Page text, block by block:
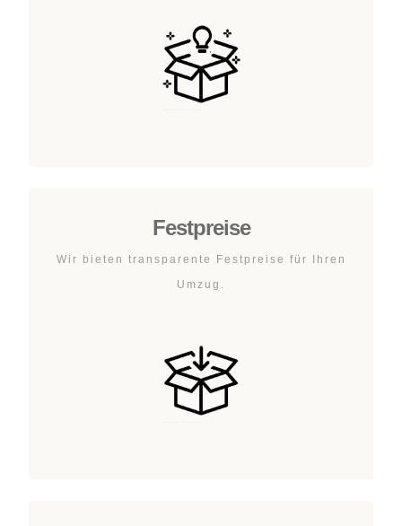
Festpreise
Wir bieten transparente Festpreise für Ihren
Umzug.